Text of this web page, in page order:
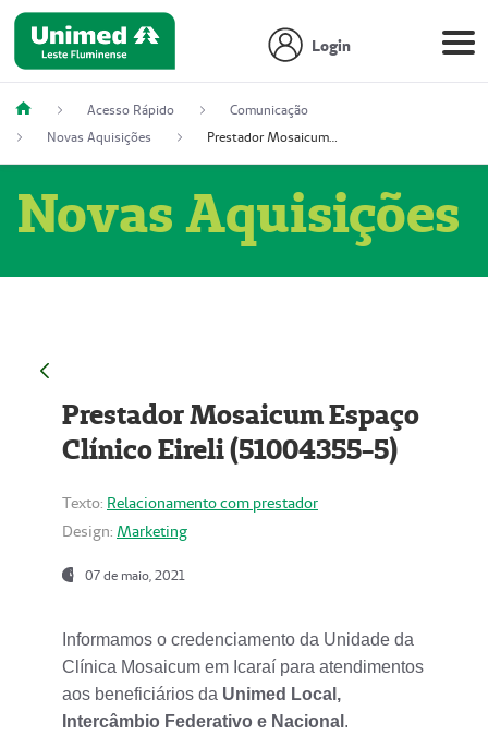
Login
Acesso Rápido
Comunicação
Novas Aquisições
Prestador Mosaicum Espaço Clínico Eireli (51004355-5)
Novas Aquisições
Prestador Mosaicum Espaço
Clínico Eireli (51004355-5)
Texto: Relacionamento com prestador
Design: Marketing
07 de maio, 2021
Informamos o credenciamento da Unidade da
Clínica Mosaicum em Icaraí para atendimentos
aos beneficiários da Unimed Local,
Intercâmbio Federativo e Nacional .